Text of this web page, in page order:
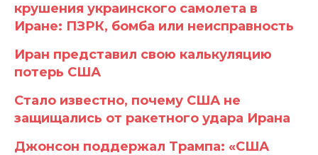
крушения украинского самолета в
Иране: ПЗРК, бомба или неисправность
Иран представил свою калькуляцию
потерь США
Стало известно, почему США не
защищались от ракетного удара Ирана
Джонсон поддержал Трампа: «США